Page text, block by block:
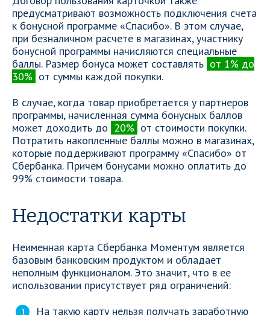
предусматривают возможность подключения счета
к бонусной программе «Спасибо». В этом случае,
при безналичном расчете в магазинах, участнику
бонусной программы начисляются специальные
баллы. Размер бонуса может составлять от 1% до
30% от суммы каждой покупки.
В случае, когда товар приобретается у партнеров
программы, начисленная сумма бонусных баллов
может доходить до 20% от стоимости покупки.
Потратить накопленные баллы можно в магазинах,
которые поддерживают программу «Спасибо» от
Сбербанка. Причем бонусами можно оплатить до
99% стоимости товара.
Недостатки карты
Неименная карта Сбербанка Моментум является
базовым банковским продуктом и обладает
неполным функционалом. Это значит, что в ее
использовании присутствует ряд ограничений:
На такую карту нельзя получать заработную